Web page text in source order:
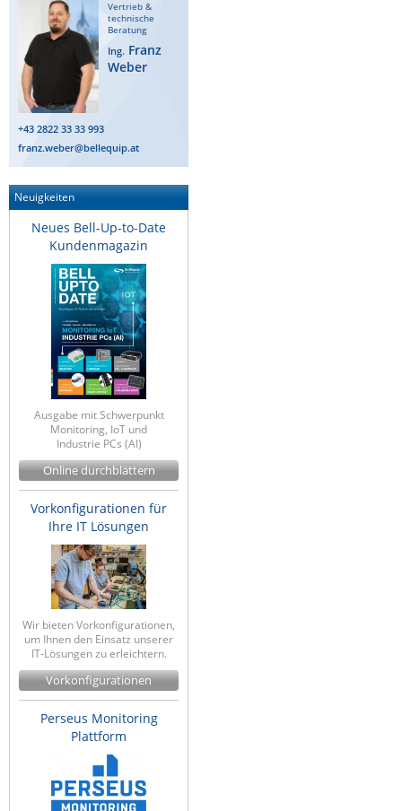
Vertrieb &
technische
Beratung
Ing. Franz
Weber
+43 2822 33 33 993
franz.weber@bellequip.at
Neuigkeiten
Neues Bell-Up-to-Date
Kundenmagazin
Ausgabe mit Schwerpunkt
Monitoring, IoT und
Industrie PCs (AI)
Online durchblättern
Vorkonfigurationen für
Ihre IT Lösungen
Wir bieten Vorkonfigurationen,
um Ihnen den Einsatz unserer
IT-Lösungen zu erleichtern.
Vorkonfigurationen
Perseus Monitoring
Plattform